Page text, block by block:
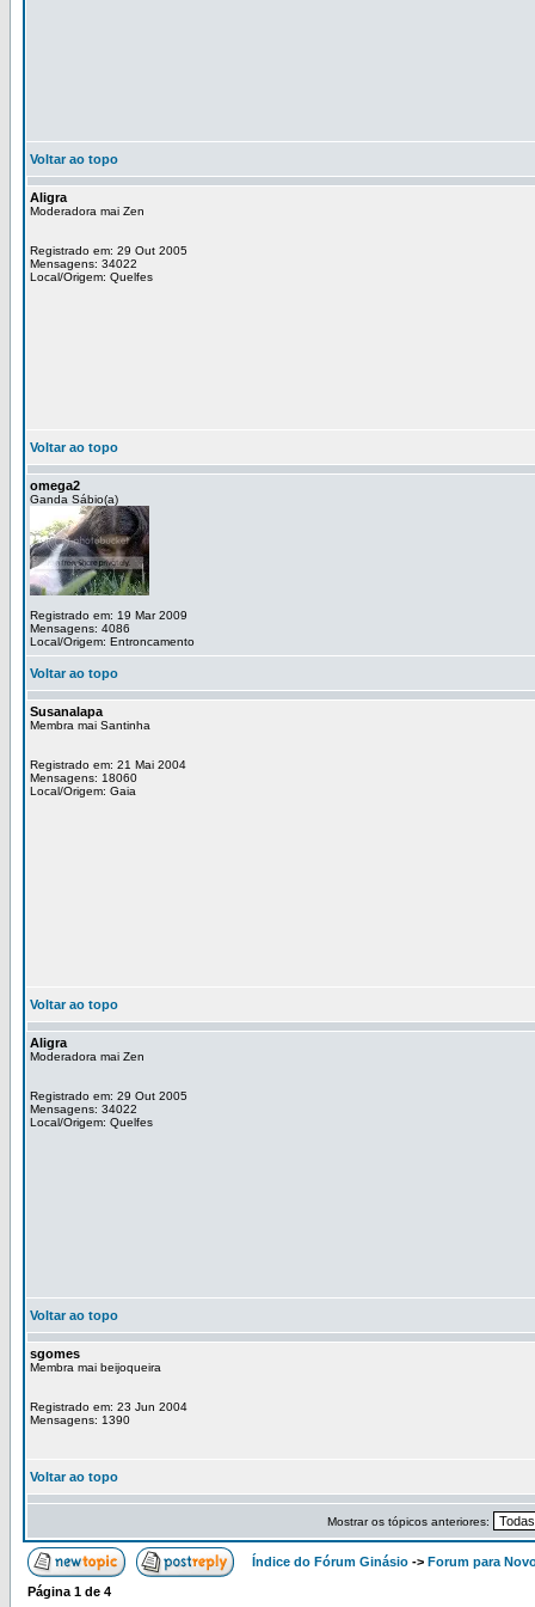
Voltar ao topo
Aligra
Moderadora mai Zen
Registrado em: 29 Out 2005
Mensagens: 34022
Local/Origem: Quelfes
Voltar ao topo
omega2
Ganda Sábio(a)
Registrado em: 19 Mar 2009
Mensagens: 4086
Local/Origem: Entroncamento
Voltar ao topo
Susanalapa
Membra mai Santinha
Registrado em: 21 Mai 2004
Mensagens: 18060
Local/Origem: Gaia
Voltar ao topo
Aligra
Moderadora mai Zen
Registrado em: 29 Out 2005
Mensagens: 34022
Local/Origem: Quelfes
Voltar ao topo
sgomes
Membra mai beijoqueira
Registrado em: 23 Jun 2004
Mensagens: 1390
Voltar ao topo
Mostrar os tópicos anteriores:
Índice do Fórum Ginásio -> Forum para
Página 1 de 4